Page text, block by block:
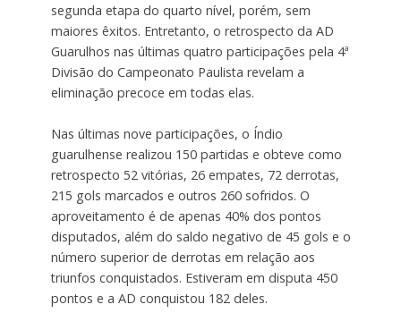
segunda etapa do quarto nível, porém, sem
maiores êxitos. Entretanto, o retrospecto da AD
Guarulhos nas últimas quatro participações pela 4ª
Divisão do Campeonato Paulista revelam a
eliminação precoce em todas elas.
Nas últimas nove participações, o Índio
guarulhense realizou 150 partidas e obteve como
retrospecto 52 vitórias, 26 empates, 72 derrotas,
215 gols marcados e outros 260 sofridos. O
aproveitamento é de apenas 40% dos pontos
disputados, além do saldo negativo de 45 gols e o
número superior de derrotas em relação aos
triunfos conquistados. Estiveram em disputa 450
pontos e a AD conquistou 182 deles.